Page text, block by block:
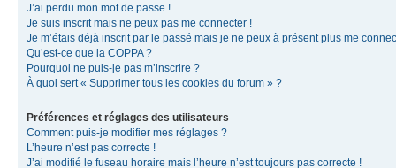
J’ai perdu mon mot de passe !
Je suis inscrit mais ne peux pas me connecter !
Je m’étais déjà inscrit par le passé mais je ne peux à présent plus me
Qu’est-ce que la COPPA ?
Pourquoi ne puis-je pas m’inscrire ?
À quoi sert « Supprimer tous les cookies du forum » ?
Préférences et réglages des utilisateurs
Comment puis-je modifier mes réglages ?
L’heure n’est pas correcte !
J’ai modifié le fuseau horaire mais l’heure n’est toujours pas correcte !